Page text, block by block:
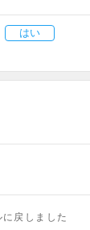
はい
戻しました